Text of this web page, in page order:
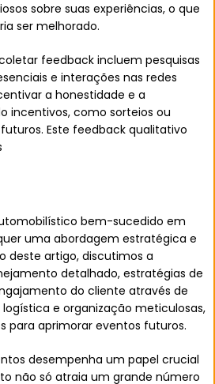
sobre suas experiências, o que
ser melhorado.
feedback incluem pesquisas
e interações nas redes
a honestidade e a
incentivos, como sorteios ou
Este feedback qualitativo
bem-sucedido em
uma abordagem estratégica e
deste artigo, discutimos a
detalhado, estratégias de
do cliente através de
e organização meticulosas,
para aprimorar eventos futuros.
desempenha um papel crucial
não só atraia um grande número